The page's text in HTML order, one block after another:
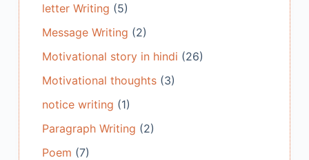
letter Writing (5)
Message Writing (2)
Motivational story in hindi (26)
Motivational thoughts(3)
notice writing (1)
Paragraph Writing (2)
Poem (7)